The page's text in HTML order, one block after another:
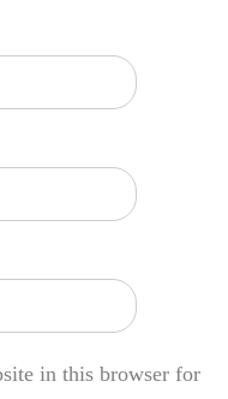
in this browser for